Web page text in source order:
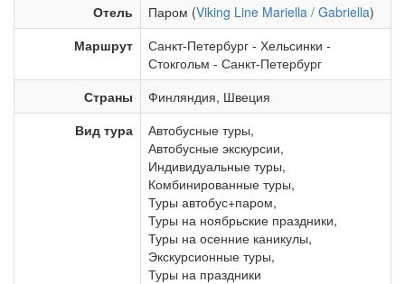
Отель
Паром (Viking Line Mariella / Gabriella)
Маршрут
Санкт-Петербург - Хельсинки -
Стокгольм - Санкт-Петербург
Страны
Финляндия, Швеция
Вид тура
Автобусные туры,
Автобусные экскурсии,
Индивидуальные туры,
Комбинированные туры,
Туры автобус+паром,
Туры на ноябрьские праздники,
Туры на осенние каникулы,
Экскурсионные туры,
Туры на праздники